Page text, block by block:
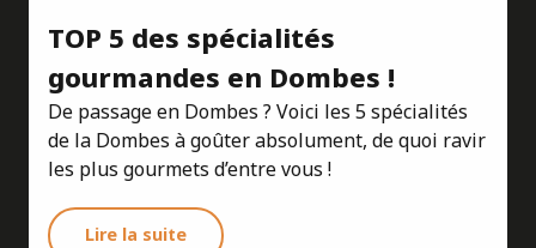
TOP 5 des spécialités
gourmandes en Dombes !
De passage en Dombes ? Voici les 5 spécialités
de la Dombes à goûter absolument, de quoi ravir
les plus gourmets d’entre vous !
Lire la suite